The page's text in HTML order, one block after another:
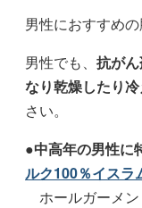
男性におすすめの
男性でも、 抗が
なり乾燥したり
さい。
●中高年の男性に
ルク100％イスラ
ホールガーメ